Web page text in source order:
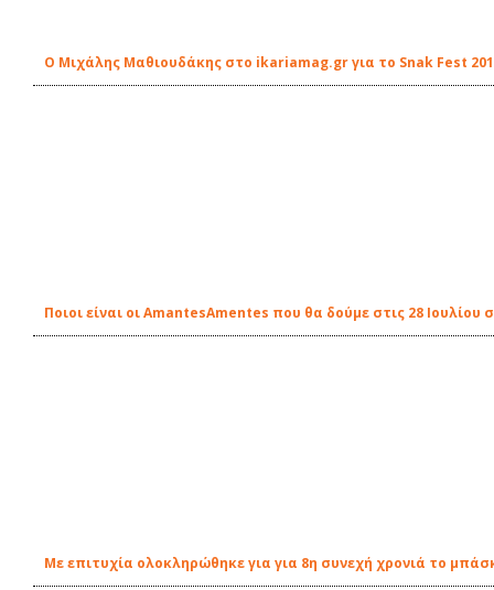
Ο Μιχάλης Μαθιουδάκης στο ikariamag.gr για το Snak Fest
Ποιοι είναι οι AmantesAmentes που θα δούμε στις 28 Ιουλίου
Με επιτυχία ολοκληρώθηκε για για 8η συνεχή χρονιά το